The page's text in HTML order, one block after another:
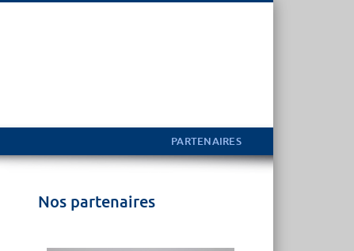
PARTENAIRES
Nos partenaires